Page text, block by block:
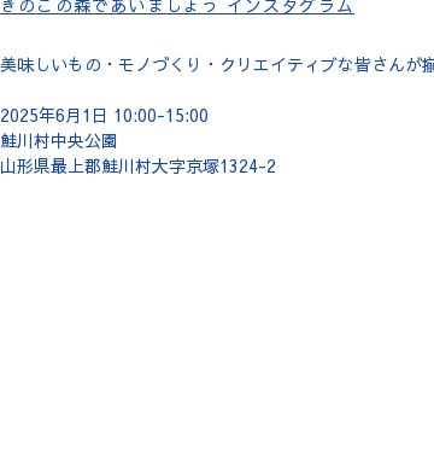
きのこの森であいましょう インスタグラム
美味しいもの・モノづくり・クリエイティブな皆さんが
2025年6月1日 10:00-15:00
鮭川村中央公園
山形県最上郡鮭川村大字京塚1324-2